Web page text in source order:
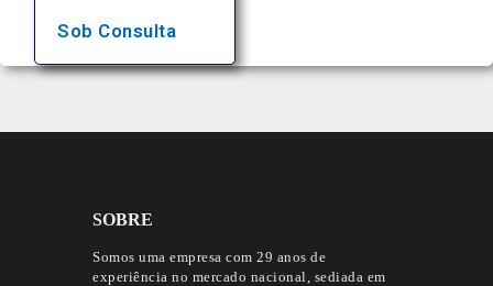
Sob Consulta
SOBRE
Somos uma empresa com 29 anos de
experiência no mercado nacional, sediada em